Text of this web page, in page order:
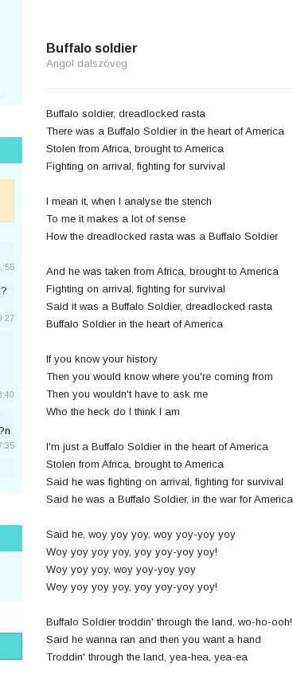
Buffalo soldier
Angol dalszöveg
Buffalo soldier, dreadlocked rasta
There was a Buffalo Soldier in the heart of America
Stolen from Africa, brought to America
Fighting on arrival, fighting for survival
I mean it, when I analyse the stench
To me it makes a lot of sense
How the dreadlocked rasta was a Buffalo Soldier
And he was taken from Africa, brought to America
Fighting on arrival, fighting for survival
Said it was a Buffalo Soldier, dreadlocked rasta
Buffalo Soldier in the heart of America
If you know your history
Then you would know where you're coming from
Then you wouldn't have to ask me
Who the heck do I think I am
I'm just a Buffalo Soldier in the heart of America
Stolen from Africa, brought to America
Said he was fighting on arrival, fighting for survival
Said he was a Buffalo Soldier, in the war for America
Said he, woy yoy yoy, woy yoy-yoy yoy
Woy yoy yoy yoy, yoy yoy-yoy yoy!
Woy yoy yoy, woy yoy-yoy yoy
Woy yoy yoy yoy, yoy yoy-yoy yoy!
Buffalo Soldier troddin' through the land, wo-ho-ooh!
Said he wanna ran and then you want a hand
Troddin' through the land, yea-hea, yea-ea